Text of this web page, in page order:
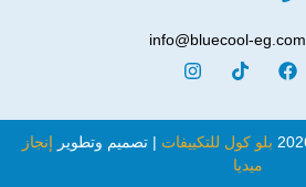
info@bluecool-eg.com
بلو كول للتكييفات | تصميم وتطوير إنجاز
ميديا